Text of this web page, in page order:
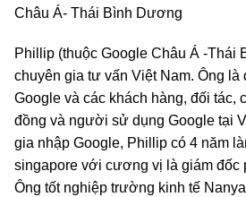
Châu Á- Thái Bình Dương
Phillip (thuộc Google Châu Á -Thái
chuyên gia tư vấn Việt Nam. Ông
Google và các khách hàng, đối tác,
đồng và người sử dụng Google tại
gia nhập Google, Phillip có 4 năm
singapore với cương vị là giám đốc
Ông tốt nghiệp trường kinh tế